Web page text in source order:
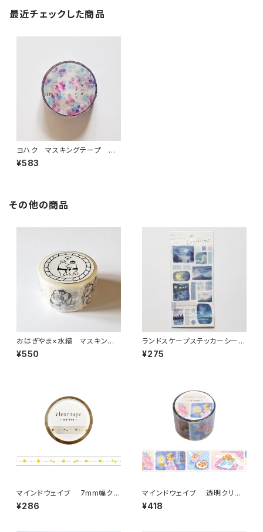
最近チェックした商品
ヨハク マスキングテープ ロ
ンド Y-151
¥583
その他の商品
おはぎやま×水縞 マスキング
テープ 決まり手 お相撲さん
¥550
ランドスケープステッカーシール
81446 月明り
¥275
マインドウェイブ 7mm幅クリ
アテープ箔押し 95296 star li
ne
¥286
マインドウェイブ 透明クリア
テープ95694 リル ストーリー
midnight scene 30mm
¥418